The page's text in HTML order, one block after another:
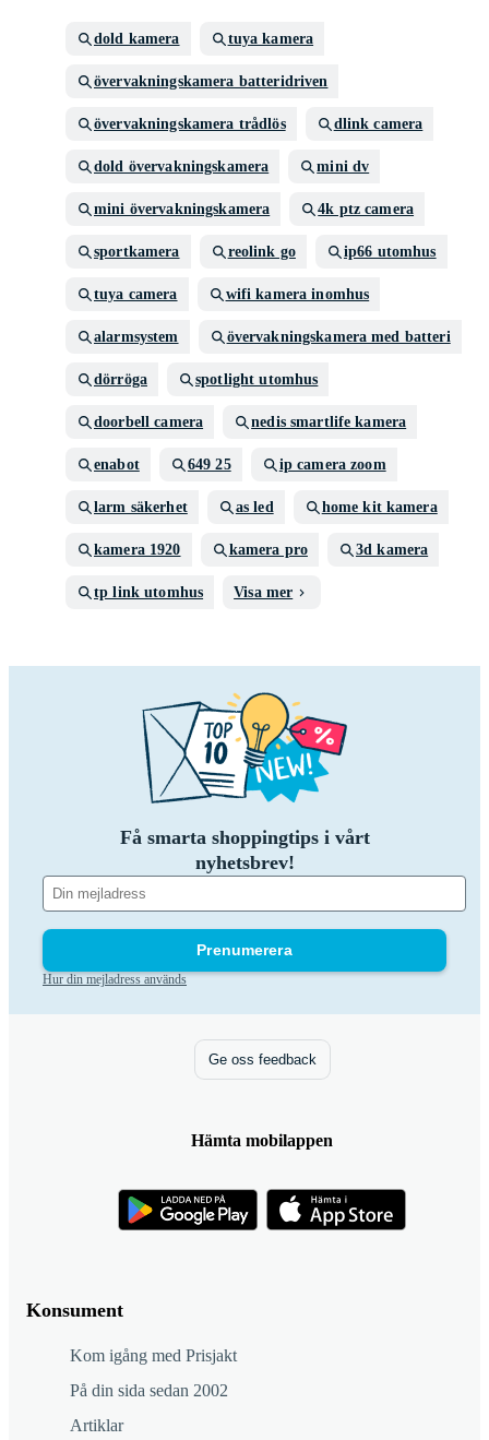
dold kamera tuya kamera
övervakningskamera batteridriven
övervakningskamera trådlös dlink camera
dold övervakningskamera mini dv
mini övervakningskamera 4k ptz camera
sportkamera reolink go ip66 utomhus
tuya camera wifi kamera inomhus
alarmsystem övervakningskamera med batteri
dörröga spotlight utomhus
doorbell camera nedis smartlife kamera
enabot 649 25 ip camera zoom
larm säkerhet as led home kit kamera
kamera 1920 kamera pro 3d kamera
tp link utomhus Visa mer
Få smarta shoppingtips i vårt
nyhetsbrev!
Prenumerera
Hur din mejladress används
Konsument
Kom igång med Prisjakt
På din sida sedan 2002
Artiklar
Ge oss feedback
Hämta mobilappen